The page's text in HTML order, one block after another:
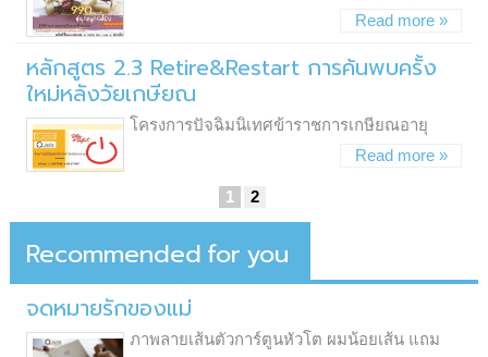
Read more »
หลักสูตร 2.3 Retire&Restart การค้นพบครั้ง
ใหม่หลังวัยเกษียณ
โครงการปัจฉิมนิเทศข้าราชการเกษียณอายุ
Read more »
1 2
Recommended For You
จดหมายรักของแม่
ภาพลายเส้นตัวการ์ตูนหัวโต ผมน้อยเส้น แถม